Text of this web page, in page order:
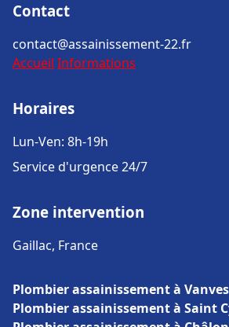
Contact
contact@assainissement-22.fr
Accueil Informations
Horaires
Lun-Ven: 8h-19h
Service d'urgence 24/7
Zone intervention
Gaillac, France
Plombier assainissement à
Plombier assainissement à Saint